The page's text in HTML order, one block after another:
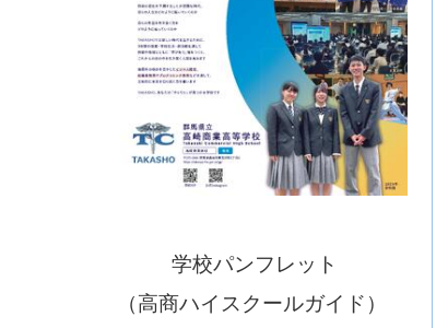
学校パンフレット
（高商ハイスクールガイド）